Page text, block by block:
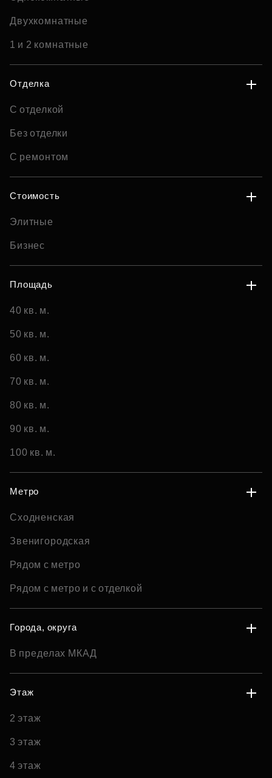
Двухкомнатные
1 и 2 комнатные
Отделка
С отделкой
Без отделки
С ремонтом
Стоимость
Элитные
Бизнес
Площадь
40 кв. м.
50 кв. м.
60 кв. м.
70 кв. м.
80 кв. м.
90 кв. м.
100 кв. м.
Метро
Сходненская
Звенигородская
Рядом с метро
Рядом с метро и с отделкой
Города, округа
В пределах МКАД
Этаж
2 этаж
3 этаж
4 этаж